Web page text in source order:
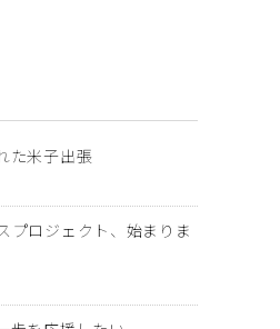
た米子出張
プロジェクト、始まりま